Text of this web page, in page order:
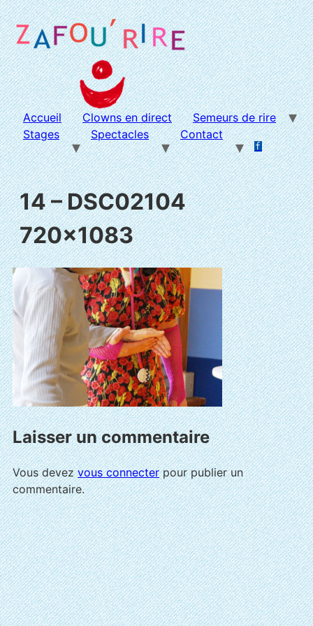
Aller
au
contenu
Accueil Clowns en direct
Semeurs de rire
Stages
Spectacles Contact
f
14 – DSC02104
720×1083
Laisser un commentaire
Vous devezvous connecterpour publier un
commentaire.